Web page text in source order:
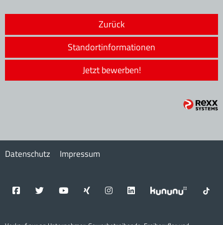
Standortinformationen
Zurück
Jetzt bewerben!
Datenschutz Impressum